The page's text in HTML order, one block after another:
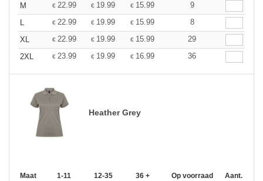
M
€ 22.99 € 19.99 € 15.99
9
L
€ 22.99 € 19.99 € 15.99
8
XL
€ 22.99 € 19.99 € 15.99
29
2XL
€ 23.99 € 19.99 € 16.99 36
Heather Grey
Maat 1-11 12-35 36 + Op voorraad Aant.